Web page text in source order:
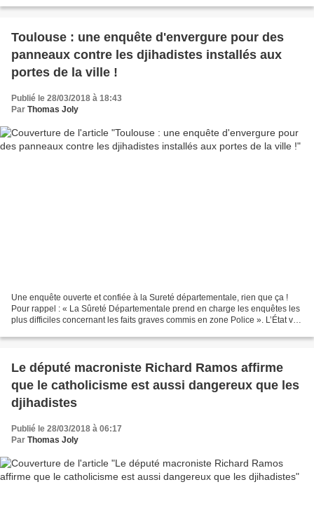
Toulouse : une enquête d'envergure pour des
panneaux contre les djihadistes installés aux
portes de la ville !
Publié le 28/03/2018 à 18:43
Par Thomas Joly
Une enquête ouverte et confiée à la Sureté départementale, rien que ça !
Pour rappel : « La Sûreté Départementale prend en charge les enquêtes les
plus difficiles concernant les faits graves commis en zone Police ». L’État va
Le député macroniste Richard Ramos affirme
que le catholicisme est aussi dangereux que les
djihadistes
Publié le 28/03/2018 à 06:17
Par Thomas Joly